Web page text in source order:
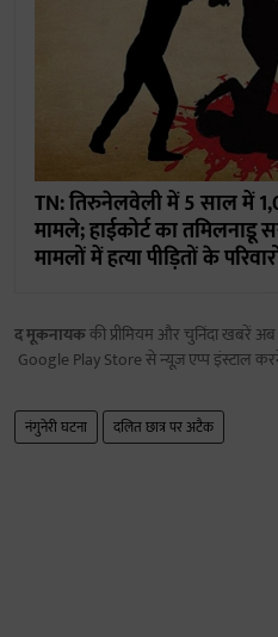
TN: तिरुनेलवेली में 5 साल में
मामले; हाईकोर्ट का तमिलनाडू
मामलों में हत्या पीड़ितों के
द मूकनायककी प्रीमियम और चुनिंदा खबरें
Google Play Store से न्यूज़ एप्प इंस्टाल
नंगुनेरी घटना दलित छात्र पर अटैक